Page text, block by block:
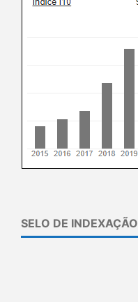
SELO DE INDEXAÇÃO